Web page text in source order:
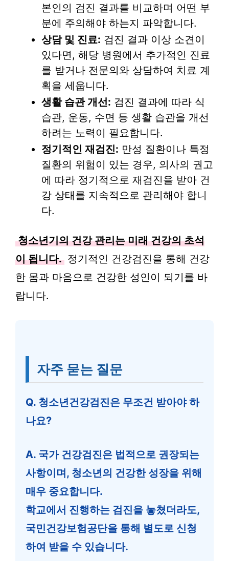
본인의 검진 결과를 비교하며 어떤 부
분에 주의해야 하는지 파악합니다.
상담 및 진료: 검진 결과 이상 소견이
있다면, 해당 병원에서 추가적인 진료
를 받거나 전문의와 상담하여 치료 계
획을 세웁니다.
생활 습관 개선: 검진 결과에 따라 식
습관, 운동, 수면 등 생활 습관을 개선
하려는 노력이 필요합니다.
정기적인 재검진: 만성 질환이나 특정
질환의 위험이 있는 경우, 의사의 권고
에 따라 정기적으로 재검진을 받아 건
강 상태를 지속적으로 관리해야 합니
다.
청소년기의 건강 관리는 미래 건강의 초석
이 됩니다. 정기적인 건강검진을 통해 건강
한 몸과 마음으로 건강한 성인이 되기를 바
랍니다.
자주 묻는 질문
Q. 청소년건강검진은 무조건 받아야 하
나요?
A. 국가 건강검진은 법적으로 권장되는
사항이며, 청소년의 건강한 성장을 위해
매우 중요합니다.
학교에서 진행하는 검진을 놓쳤더라도,
국민건강보험공단을 통해 별도로 신청
하여 받을 수 있습니다.